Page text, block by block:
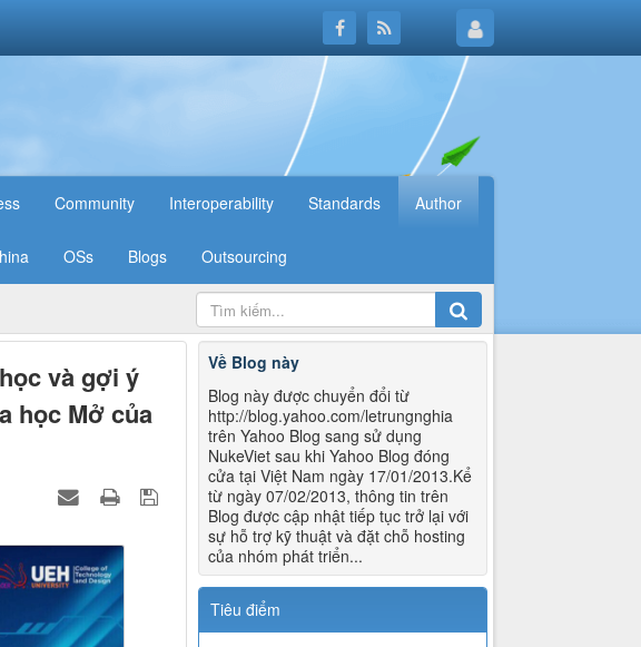
Community Interoperability Standards Author
OSs Blogs Outsourcing
và gợi ý
học Mở của
Về Blog này
Blog này được chuyển đổi từ
http://blog.yahoo.com/letrungnghia
trên Yahoo Blog sang sử dụng
NukeViet sau khi Yahoo Blog đóng
cửa tại Việt Nam ngày 17/01/2013.Kể
từ ngày 07/02/2013, thông tin trên
Blog được cập nhật tiếp tục trở lại với
sự hỗ trợ kỹ thuật và đặt chỗ hosting
của nhóm phát triển...
Tiêu điểm